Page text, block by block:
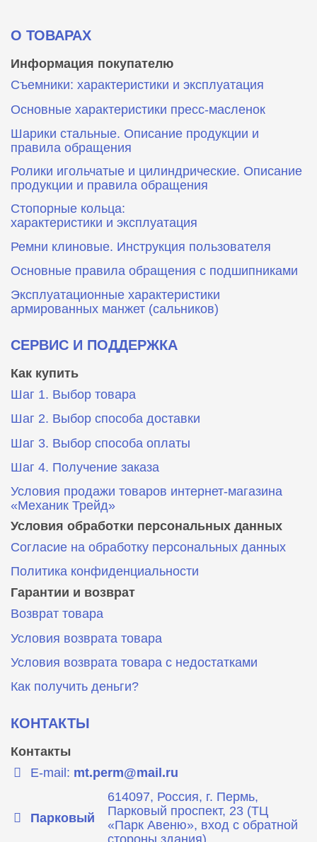
О ТОВАРАХ
Информация покупателю
Съемники: характеристики и эксплуатация
Основные характеристики пресс‑масленок
Шарики стальные. Описание продукции и
правила обращения
Ролики игольчатые и цилиндрические. Описание
продукции и правила обращения
Стопорные кольца:
характеристики и эксплуатация
Ремни клиновые. Инструкция пользователя
Основные правила обращения с подшипниками
Эксплуатационные характеристики
армированных манжет (сальников)
СЕРВИС И ПОДДЕРЖКА
Как купить
Шаг 1. Выбор товара
Шаг 2. Выбор способа доставки
Шаг 3. Выбор способа оплаты
Шаг 4. Получение заказа
Условия продажи товаров интернет-магазина
«Механик Трейд»
Условия обработки персональных данных
Согласие на обработку персональных данных
Политика конфиденциальности
Гарантии и возврат
Возврат товара
Условия возврата товара
Условия возврата товара с недостатками
Как получить деньги?
КОНТАКТЫ
Контакты
E-mail: mt.perm@mail.ru
Парковый
614097, Россия, г. Пермь,
Парковый проспект, 23 (ТЦ
«Парк Авеню», вход с обратной
стороны здания)